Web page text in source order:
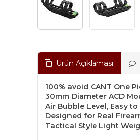
Ürün Açıklaması
100% avoid CANT One
30mm Diameter ACD
Air Bubble Level, Easy to
Designed for Real
Tactical Style Light